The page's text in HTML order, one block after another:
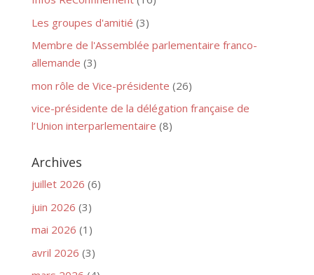
Les groupes d'amitié (3)
Membre de l'Assemblée parlementaire franco-
allemande (3)
mon rôle de Vice-présidente (26)
vice-présidente de la délégation française de
l’Union interparlementaire (8)
Archives
juillet 2026 (6)
juin 2026 (3)
mai 2026 (1)
avril 2026 (3)